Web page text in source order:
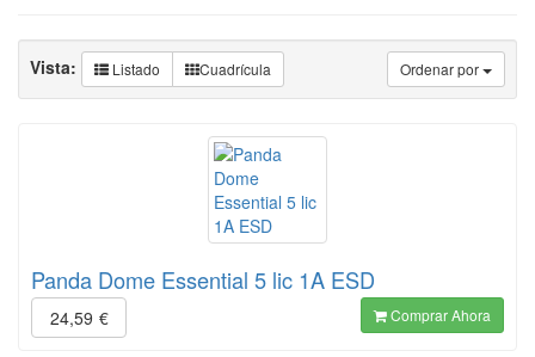
Ordenar por
Vista: Listado Cuadrícula
Panda Dome Essential 5 lic 1A ESD
24,59 € Comprar Ahora